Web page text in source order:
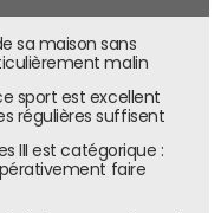
permet aux agents
utile pour les
sur Internet", note
avec
quel modèle."
dessiné pour
sa maison sans
malin
sport est excellent
régulières suffisent
III est catégorique :
faire